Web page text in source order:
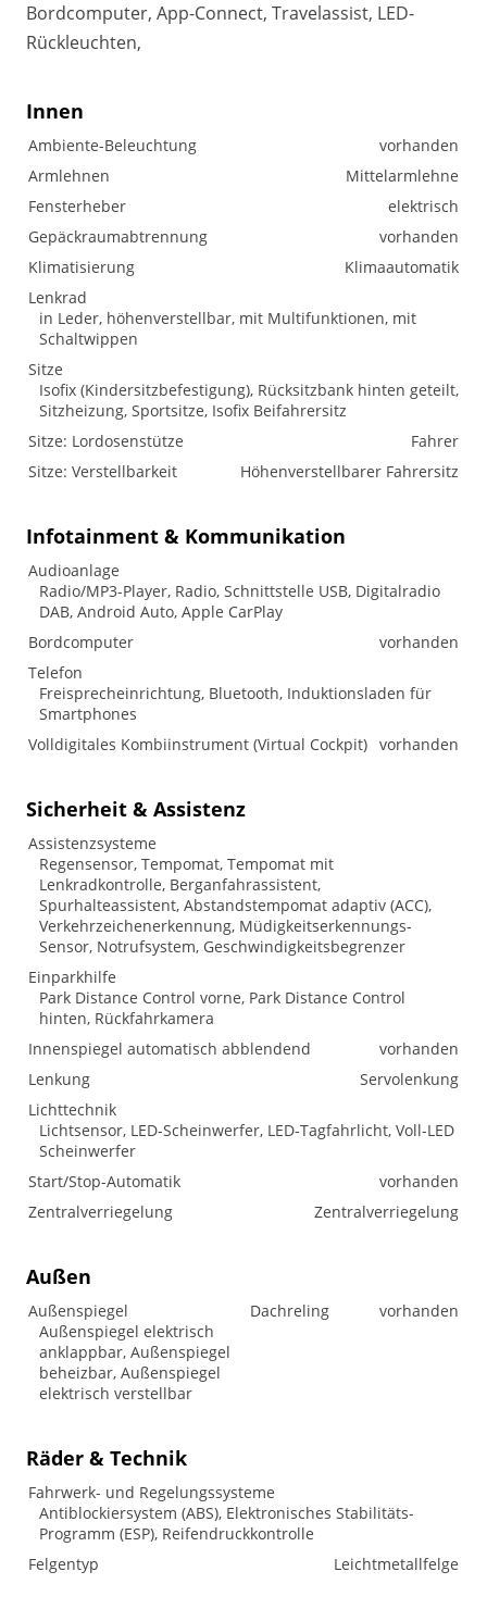
Bordcomputer, App-Connect, Travelassist, LED-
Rückleuchten,
Innen
Ambiente-Beleuchtung
vorhanden
Armlehnen
Mittelarmlehne
Fensterheber
elektrisch
Gepäckraumabtrennung
vorhanden
Klimatisierung
Klimaautomatik
Lenkrad
in Leder, höhenverstellbar, mit Multifunktionen, mit
Schaltwippen
Sitze
Isofix (Kindersitzbefestigung), Rücksitzbank hinten geteilt,
Sitzheizung, Sportsitze, Isofix Beifahrersitz
Sitze: Lordosenstütze
Fahrer
Sitze: Verstellbarkeit
Höhenverstellbarer Fahrersitz
Infotainment & Kommunikation
Audioanlage
Radio/MP3-Player, Radio, Schnittstelle USB, Digitalradio
DAB, Android Auto, Apple CarPlay
Bordcomputer
vorhanden
Telefon
Freisprecheinrichtung, Bluetooth, Induktionsladen für
Smartphones
Volldigitales Kombiinstrument (Virtual Cockpit) vorhanden
Sicherheit & Assistenz
Assistenzsysteme
Regensensor, Tempomat, Tempomat mit
Lenkradkontrolle, Berganfahrassistent,
Spurhalteassistent, Abstandstempomat adaptiv (ACC),
Verkehrzeichenerkennung, Müdigkeitserkennungs-
Sensor, Notrufsystem, Geschwindigkeitsbegrenzer
Einparkhilfe
Park Distance Control vorne, Park Distance Control
hinten, Rückfahrkamera
Innenspiegel automatisch abblendend
vorhanden
Lenkung
Servolenkung
Lichttechnik
Lichtsensor, LED-Scheinwerfer, LED-Tagfahrlicht, Voll-LED
Scheinwerfer
Start/Stop-Automatik
vorhanden
Zentralverriegelung
Zentralverriegelung
Außen
Außenspiegel
Außenspiegel elektrisch
anklappbar, Außenspiegel
beheizbar, Außenspiegel
elektrisch verstellbar
Dachreling vorhanden
Räder & Technik
Fahrwerk- und Regelungssysteme
Antiblockiersystem (ABS), Elektronisches Stabilitäts-
Programm (ESP), Reifendruckkontrolle
Felgentyp
Leichtmetallfelge